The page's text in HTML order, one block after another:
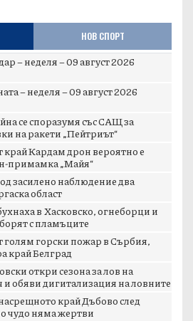
НОВ СПОРТ
– неделя – 09 август 2026
– неделя – 09 август 2026
се споразумя със САЩ за
на ракети „Пейтриът“
Кардам дрон вероятно е
примамка „Майя“
засилено наблюдение два
област
в Хасковско, огнеборци и
с пламъците
голям горски пожар в Сърбия,
край Белград
откри сезона за лов на
и обяви дигитализация на ловните
край Дъбово след
чудо няма жертви